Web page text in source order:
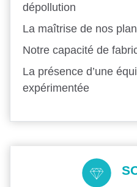
dépollution
La maîtrise de nos
Notre capacité de
La présence d’une
expérimentée